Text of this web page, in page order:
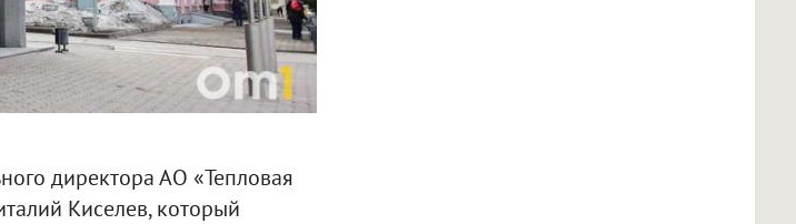
директора АО «Тепловая
Киселев, который